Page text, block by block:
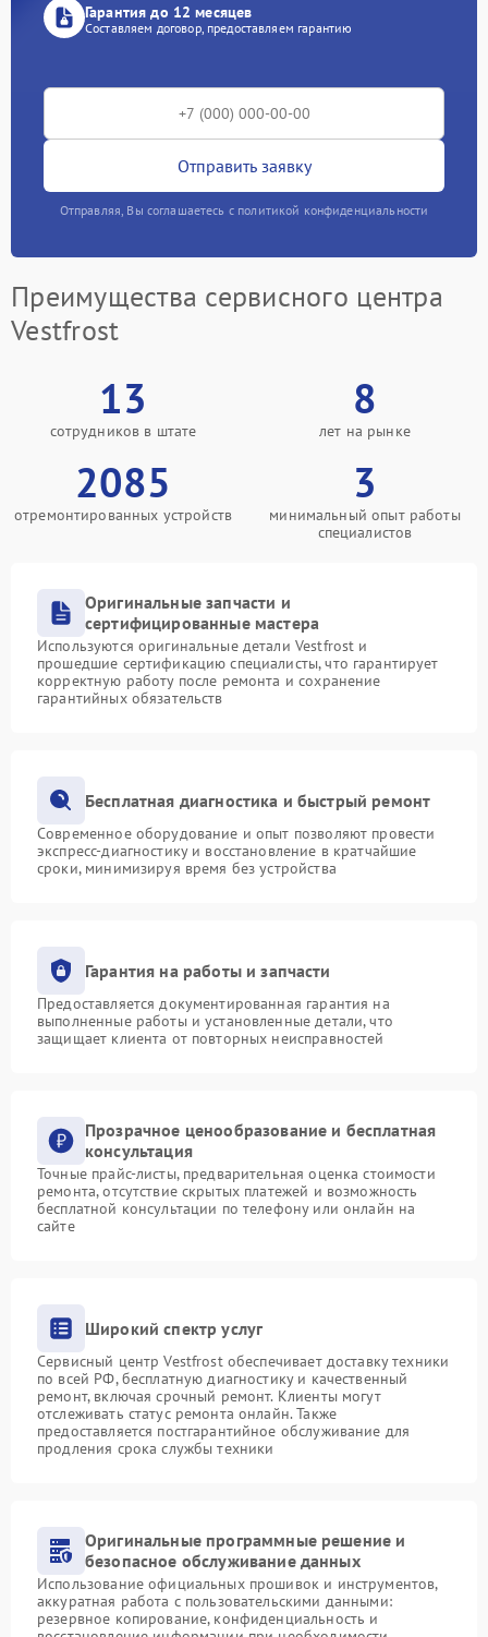
Гарантия до 12 месяцев
Составляем договор, предоставляем гарантию
Отправить заявку
Отправляя, Вы соглашаетесь с политикой конфиденциальности
Преимущества сервисного центра
Vestfrost
13
сотрудников в штате
8
лет на рынке
2085
отремонтированных устройств
3
минимальный опыт работы
специалистов
Оригинальные запчасти и
сертифицированные мастера
Используются оригинальные детали Vestfrost и
прошедшие сертификацию специалисты, что гарантирует
корректную работу после ремонта и сохранение
гарантийных обязательств
Бесплатная диагностика и быстрый ремонт
Современное оборудование и опыт позволяют провести
экспресс-диагностику и восстановление в кратчайшие
сроки, минимизируя время без устройства
Гарантия на работы и запчасти
Предоставляется документированная гарантия на
выполненные работы и установленные детали, что
защищает клиента от повторных неисправностей
Прозрачное ценообразование и бесплатная
консультация
Точные прайс-листы, предварительная оценка стоимости
ремонта, отсутствие скрытых платежей и возможность
бесплатной консультации по телефону или онлайн на
сайте
Широкий спектр услуг
Сервисный центр Vestfrost обеспечивает доставку техники
по всей РФ, бесплатную диагностику и качественный
ремонт, включая срочный ремонт. Клиенты могут
отслеживать статус ремонта онлайн. Также
предоставляется постгарантийное обслуживание для
продления срока службы техники
Оригинальные программные решение и
безопасное обслуживание данных
Использование официальных прошивок и инструментов,
аккуратная работа с пользовательскими данными:
резервное копирование, конфиденциальность и